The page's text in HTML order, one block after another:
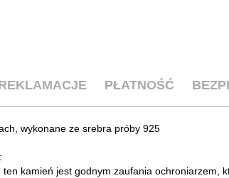
PŁATNOŚĆ
wykonane ze srebra próby 925
kamień jest godnym zaufania ochroniarzem,